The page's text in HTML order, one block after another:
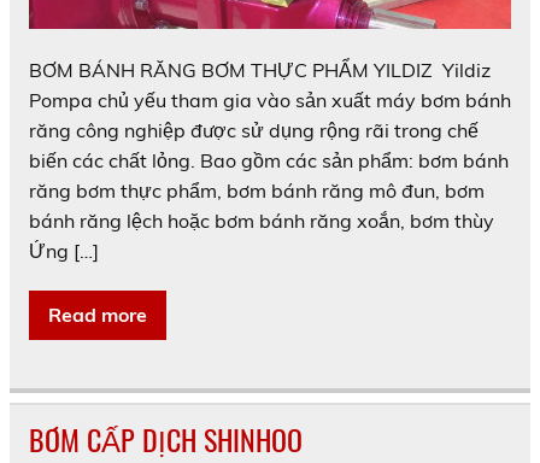
BƠM BÁNH RĂNG BƠM THỰC PHẨM YILDIZ Yildiz
Pompa chủ yếu tham gia vào sản xuất máy bơm bánh
răng công nghiệp được sử dụng rộng rãi trong chế
biến các chất lỏng. Bao gồm các sản phẩm: bơm bánh
răng bơm thực phẩm, bơm bánh răng mô đun, bơm
bánh răng lệch hoặc bơm bánh răng xoắn, bơm thùy
Ứng […]
Read more
BƠM CẤP DỊCH SHINHOO